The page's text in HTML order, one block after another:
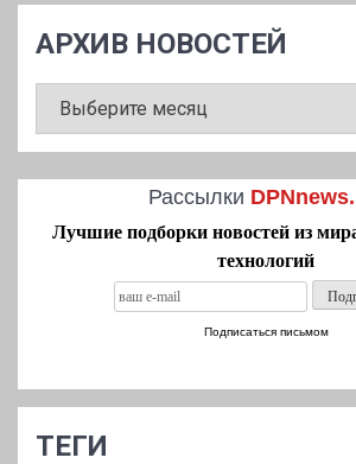
АРХИВ НОВОСТЕЙ
НОВОСТЕЙ
Рассылки
Лучшие подборки новостей из
технологий
Подписаться письмом
ТЕГИ